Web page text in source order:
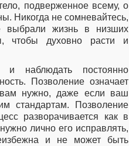
подверженное всему, о
Никогда не сомневайтесь,
выбрали жизнь в низших
чтобы духовно расти и
и наблюдать постоянно
Позволение означает
нужно, даже если ваш
стандартам. Позволение
разворачивается как в
лично его исправлять,
и не может быть